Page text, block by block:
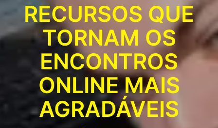
RECURSOS QUE
TORNAM OS
ENCONTROS
ONLINE MAIS
AGRADÁVEIS